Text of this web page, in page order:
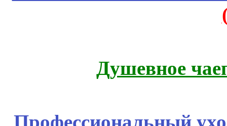
Душевное
Профессиональный